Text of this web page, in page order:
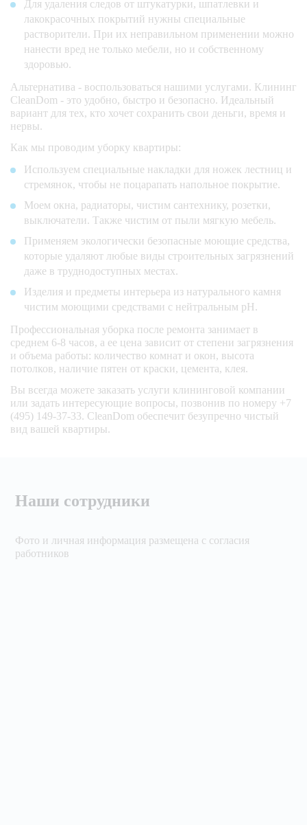
Для удаления следов от штукатурки, шпатлевки и
лакокрасочных покрытий нужны специальные
растворители. При их неправильном применении можно
нанести вред не только мебели, но и собственному
здоровью.
Альтернатива - воспользоваться нашими услугами. Клининг
CleanDom - это удобно, быстро и безопасно. Идеальный
вариант для тех, кто хочет сохранить свои деньги, время и
нервы.
Как мы проводим уборку квартиры:
Используем специальные накладки для ножек лестниц и
стремянок, чтобы не поцарапать напольное покрытие.
Моем окна, радиаторы, чистим сантехнику, розетки,
выключатели. Также чистим от пыли мягкую мебель.
Применяем экологически безопасные моющие средства,
которые удаляют любые виды строительных загрязнений
даже в труднодоступных местах.
Изделия и предметы интерьера из натурального камня
чистим моющими средствами с нейтральным pH.
Профессиональная уборка после ремонта занимает в
среднем 6-8 часов, а ее цена зависит от степени загрязнения
и объема работы: количество комнат и окон, высота
потолков, наличие пятен от краски, цемента, клея.
Вы всегда можете заказать услуги клининговой компании
или задать интересующие вопросы, позвонив по номеру +7
(495) 149-37-33. CleanDom обеспечит безупречно чистый
вид вашей квартиры.
Наши сотрудники
Фото и личная информация размещена с согласия
работников